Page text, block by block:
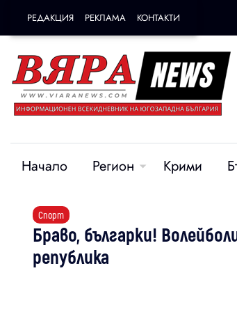
РЕДАКЦИЯ РЕКЛАМА КОНТАКТИ
Начало Регион Крими
Спорт
Браво, българки!
република